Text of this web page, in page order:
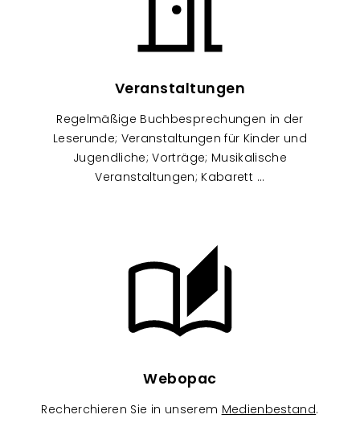
Veranstaltungen
Regelmäßige Buchbesprechungen in der
Leserunde; Veranstaltungen für Kinder und
Jugendliche; Vorträge; Musikalische
Veranstaltungen; Kabarett ...
Webopac
Recherchieren Sie in unserem Medienbestand.